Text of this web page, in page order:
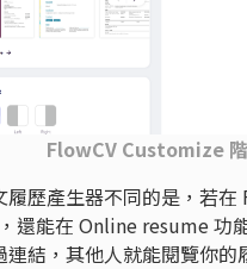
FlowCV Customize
履歷產生器不同的是，若在
，還能在 Online resume 功
連結，其他人就能閱覽你的